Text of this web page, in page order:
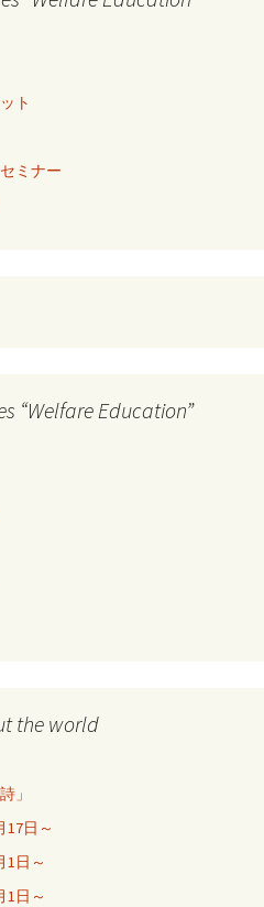
ト
ミナー
“Welfare Education”
the world
」
17日～
1日～
1日～